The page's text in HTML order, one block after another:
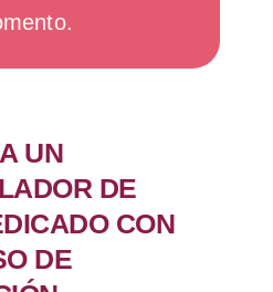
UN
DE
CON
DE